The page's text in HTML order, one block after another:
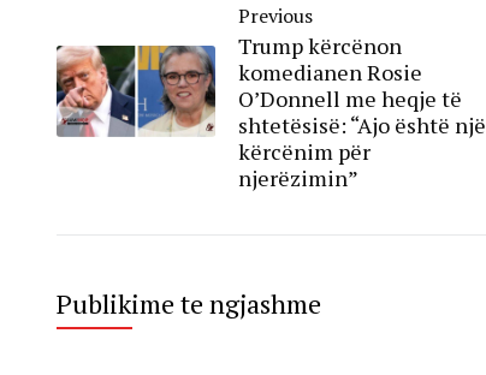
Previous
Trump kërcënon
komedianen Rosie
O’Donnell me heqje të
shtetësisë: “Ajo është një
kërcënim për
njerëzimin”
Publikime te ngjashme